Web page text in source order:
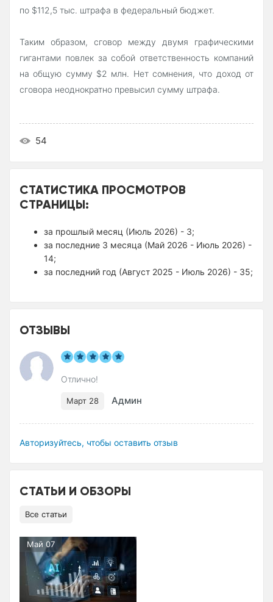
по $112,5 тыс. штрафа в федеральный бюджет.
Таким образом, сговор между двумя графическими
гигантами повлек за собой ответственность компаний
на общую сумму $2 млн. Нет сомнения, что доход от
сговора неоднократно превысил сумму штрафа.
54
СТАТИСТИКА ПРОСМОТРОВ
СТРАНИЦЫ:
за прошлый месяц (Июль 2026) - 3;
за последние 3 месяца (Май 2026 - Июль 2026) -
14;
за последний год (Август 2025 - Июль 2026) - 35;
ОТЗЫВЫ
Отлично!
Март 28 Админ
Авторизуйтесь, чтобы оставить отзыв
СТАТЬИ И ОБЗОРЫ
Все статьи
Май 07